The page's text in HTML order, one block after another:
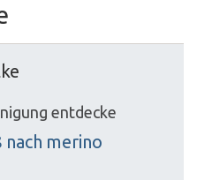
entdecke
nach merino